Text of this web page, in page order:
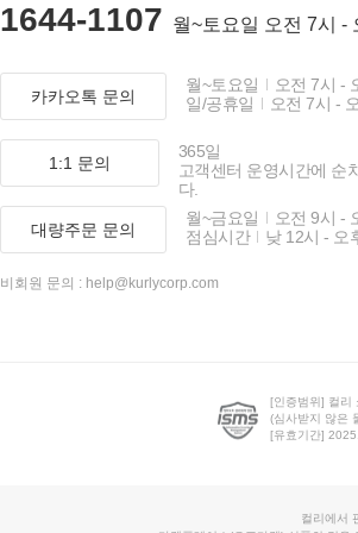
1644-1107 월~토요일 오전 7시 -
카카오톡 문의
월~토요일
오전 7시 -
일/공휴일
오전 7시 -
1:1 문의
365일
고객센터 운영시간에 순
다.
대량주문 문의
월~금요일
오전 9시 -
점심시간
낮 12시 - 오
비회원 문의 : help@kurlycorp.com
[인증범위] 컬리
(심사받지 않은
[유효기간]
컬리에서